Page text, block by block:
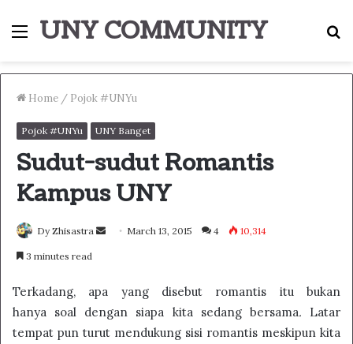
Menu
UNY COMMUNITY
Home / Pojok #UNYu
Pojok #UNYu UNY Banget
Sudut-sudut Romantis
Kampus UNY
Dy Zhisastra
Send March 13, 2015 4 10,314
3 minutes read
Terkadang, apa yang disebut romantis itu bukan
hanya soal dengan siapa kita sedang bersama. Latar
tempat pun turut mendukung sisi romantis meskipun kita